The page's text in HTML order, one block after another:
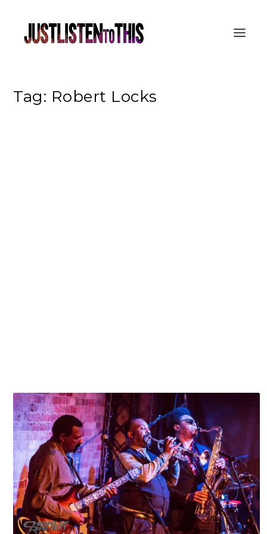
Tag: Robert Locks